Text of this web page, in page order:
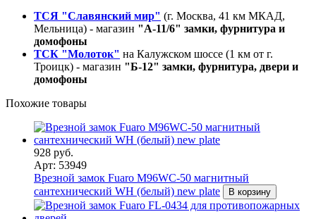
ТСЯ "Славянский мир" (г. Москва, 41 км МКАД,
Мельница) - магазин "А-11/6" замки, фурнитура и
домофоны
ТСК "Молоток" на Калужском шоссе (1 км от г.
Троицк) - магазин "Б-12" замки, фурнитура, двери и
домофоны
Похожие товары
928 руб.
Арт: 53949
Врезной замок Fuaro M96WC-50 магнитный
сантехнический WH (белый) new plate
В корзину